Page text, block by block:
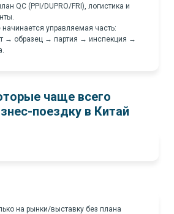
QC (PPI/DUPRO/FRI), логистика и
управляемая часть:
→ образец → партия → инспекция →
чаще всего
поездку в Китай
на рынки/выставку без плана